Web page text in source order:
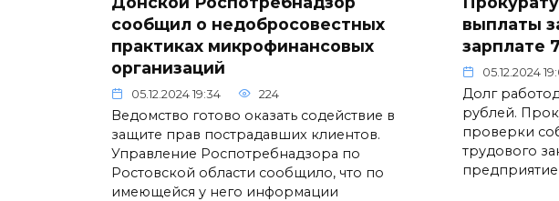
сообщил о недобросовестных
практиках микрофинансовых
организаций
05.12.2024 19:34 224
Ведомство готово оказать содействие в
защите прав пострадавших клиентов.
Управление Роспотребнадзора по
Ростовской области сообщило, что по
имеющейся у него информации
выплаты
зарплате
05.12.2024
Долг
рублей.
проверки
трудового